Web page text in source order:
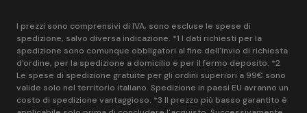
I prezzi sono comprensivi di IVA, sono escluse le spese di
spedizione, salvo diversa indicazione. *1 I dati richiesti per la
spedizione sono comunque obbligatori al fine dell'invio di richiesta
d'ordine, per la spedizione a domicilio e per il fermo deposito. *2
Le spese di spedizione gratuite per gli ordini superiori a 99€ sono
valide solo nel territorio italiano. Spedizione in paesi EU avranno un
costo di spedizione vantaggioso. *3 Il prezzo più basso garantito è